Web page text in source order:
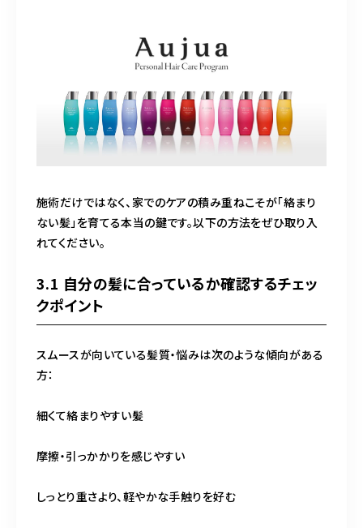
施術だけではなく、家でのケアの積み重ねこそが「絡まり
ない髪」を育てる本当の鍵です。以下の方法をぜひ取り入
れてください。
3.1 自分の髪に合っているか確認するチェッ
クポイント
スムースが向いている髪質・悩みは次のような傾向がある
方：
細くて絡まりやすい髪
摩擦・引っかかりを感じやすい
しっとり重さより、軽やかな手触りを好む